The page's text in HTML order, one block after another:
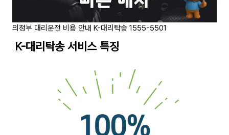
의정부 대리운전 비용 안내 K-대리탁송 1555-5501
K-대리탁송 서비스 특징